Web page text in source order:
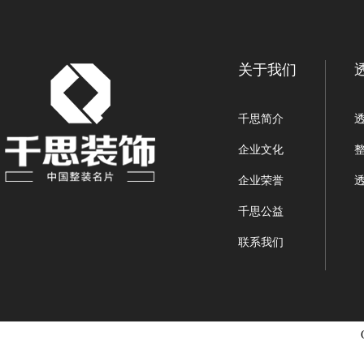
关于我们
千思简介
企业文化
企业荣誉
千思公益
联系我们